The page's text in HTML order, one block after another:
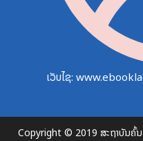
ເວັບໄຊ:
Copyright © 2019 ສະຖາບັນຄົ້ນ